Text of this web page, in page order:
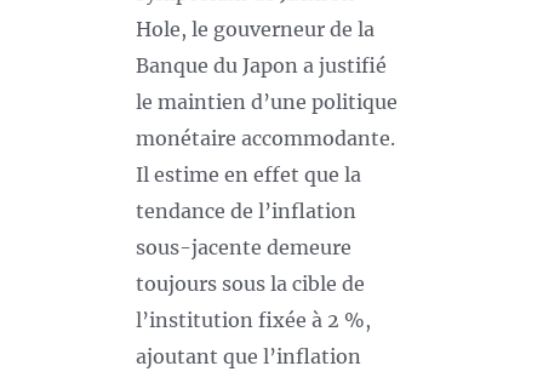
Hole, le gouverneur de la
Banque du Japon a justifié
le maintien d’une politique
monétaire accommodante.
Il estime en effet que la
tendance de l’inflation
sous-jacente demeure
toujours sous la cible de
l’institution fixée à 2 %,
ajoutant que l’inflation